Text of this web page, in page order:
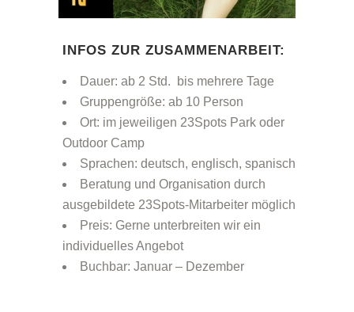
INFOS ZUR ZUSAMMENARBEIT:
Dauer: ab 2 Std. bis mehrere Tage
Gruppengröße: ab 10 Person
Ort: im jeweiligen 23Spots Park oder
Outdoor Camp
Sprachen: deutsch, englisch, spanisch
Beratung und Organisation durch
ausgebildete 23Spots-Mitarbeiter möglich
Preis: Gerne unterbreiten wir ein
individuelles Angebot
Buchbar: Januar – Dezember